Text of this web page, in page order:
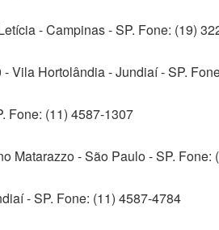
- Campinas - SP. Fone: (19)
Vila Hortolândia - Jundiaí - SP.
Fone: (11) 4587-1307
Matarazzo - São Paulo - SP. Fone:
- SP. Fone: (11) 4587-4784